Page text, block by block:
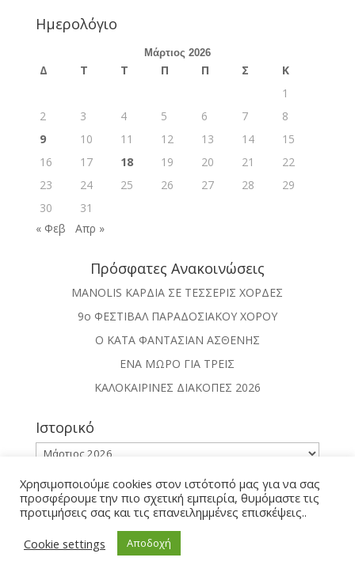
Ημερολόγιο
Μάρτιος 2026
Δ Τ Τ Π Π Σ
Κ
1
2
3 4 5 6 7
8
9
10 11 12 13 14
15
16
17 18 19 20 21
22
23
24 25 26 27 28
29
30
31
« Φεβ
Απρ »
Πρόσφατες Ανακοινώσεις
MANOLIS ΚΑΡΔΙΑ ΣΕ ΤΕΣΣΕΡΙΣ ΧΟΡΔΕΣ
9ο ΦΕΣΤΙΒΑΛ ΠΑΡΑΔΟΣΙΑΚΟΥ ΧΟΡΟΥ
Ο ΚΑΤΑ ΦΑΝΤΑΣΙΑΝ ΑΣΘΕΝΗΣ
ΕΝΑ ΜΩΡΟ ΓΙΑ ΤΡΕΙΣ
ΚΑΛΟΚΑΙΡΙΝΕΣ ΔΙΑΚΟΠΕΣ 2026
Ιστορικό
Ιστορικό
Φυσιολάτρης 2020
Χρησιμοποιούμε cookies στον ιστότοπό μας για να σας
προσφέρουμε την πιο σχετική εμπειρία, θυμόμαστε τις
προτιμήσεις σας και τις επανειλημμένες επισκέψεις..
Cookie settings
Αποδοχή